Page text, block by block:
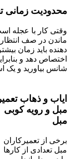
محدودیت زمانی
وقتی کار با عجله
ماندن در صف
دهنده باید زمان
اختصاص دهد و
شانس بیاورید و یک
ایاب و ذهاب تعمیر
مبل و رویه کوبی
مبل
برخی از تعمیرکاران
مبل تعدادی از کارها